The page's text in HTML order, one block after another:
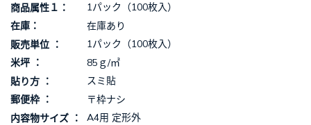
商品属性１
1パック（100枚入）
在庫
在庫あり
販売単位
1パック（100枚入）
米坪
85ｇ/㎡
貼り方
スミ貼
郵便枠
〒枠ナシ
内容物サイズ
A4用 定形外